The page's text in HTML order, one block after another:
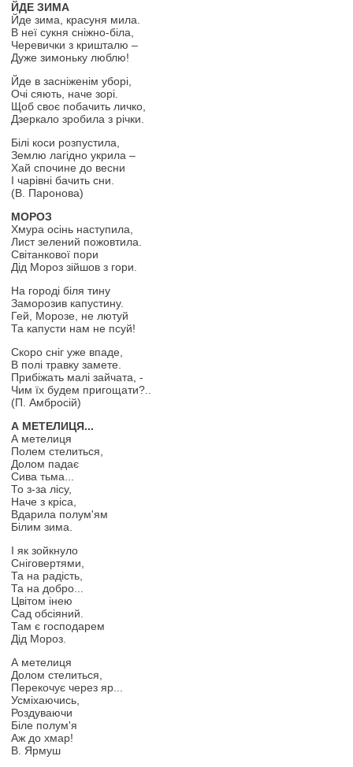
ЙДЕ ЗИМА
Йде зима, красуня мила.
В неї сукня сніжно-біла,
Черевички з кришталю –
Дуже зимоньку люблю!
Йде в засніженім уборі,
Очі сяють, наче зорі.
Щоб своє побачить личко,
Дзеркало зробила з річки.
Білі коси розпустила,
Землю лагідно укрила –
Хай спочине до весни
І чарівні бачить сни.
(В. Паронова)
МОРОЗ
Хмура осінь наступила,
Лист зелений пожовтила.
Світанкової пори
Дід Мороз зійшов з гори.
На городі біля тину
Заморозив капустину.
Гей, Морозе, не лютуй
Та капусти нам не псуй!
Скоро сніг уже впаде,
В полі травку замете.
Прибіжать малі зайчата, -
Чим їх будем пригощати?..
(П. Амбросій)
А МЕТЕЛИЦЯ...
А метелиця
Полем стелиться,
Долом падає
Сива тьма...
То з-за лісу,
Наче з кріса,
Вдарила полум'ям
Білим зима.
І як зойкнуло
Сніговертями,
Та на радість,
Та на добро...
Цвітом інею
Сад обсіяний.
Там є господарем
Дід Мороз.
А метелиця
Долом стелиться,
Перекочує через яр...
Усміхаючись,
Роздуваючи
Біле полум'я
Аж до хмар!
В. Ярмуш